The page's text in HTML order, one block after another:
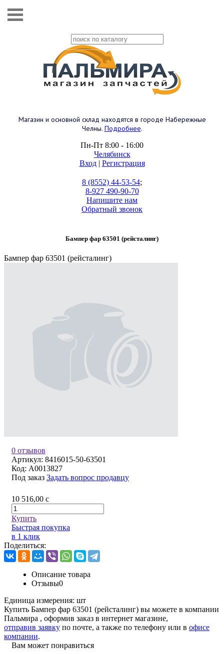
Магазин и основной склад находятся в городе Набережные
Челны. Подробнее.
Пн-Пт 8:00 - 16:00
Челябинск
Вход| Регистрация
8 (8552) 44-53-54;
8-927 490-90-70
Напишите нам
Обратный звонок
Бампер фар 63501 (рейсталинг)
Бампер фар 63501 (рейсталинг)
0 отзывов
Артикул: 8416015-50-63501
Код: A0013827
Под заказ Задать вопрос продавцу
10 516,00 c
Купить
Быстрая покупка
в 1 клик
Поделиться:
Описание товара
Отзывы0
Единица измерения: шт
Купить Бампер фар 63501 (рейсталинг) вы можете в компании
Пальмира , оформив заказ в интернет магазине,
отправив заявку по почте, а также по телефону или в офисе
компании.
Вам может понравиться